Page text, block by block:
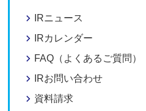
IRニュース
IRカレンダー
FAQ（よくあるご質問）
IRお問い合わせ
資料請求